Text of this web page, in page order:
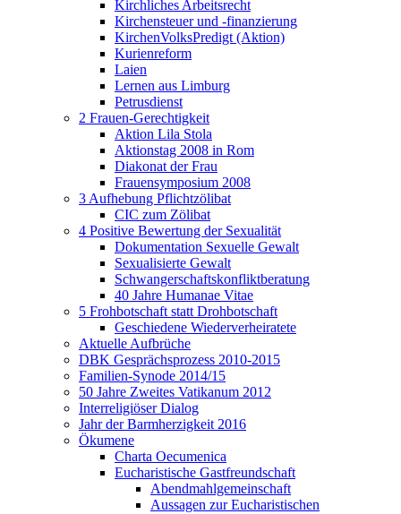
Kirchliches Arbeitsrecht
Kirchensteuer und -finanzierung
KirchenVolksPredigt (Aktion)
Kurienreform
Laien
Lernen aus Limburg
Petrusdienst
2 Frauen-Gerechtigkeit
Aktion Lila Stola
Aktionstag 2008 in Rom
Diakonat der Frau
Frauensymposium 2008
3 Aufhebung Pflichtzölibat
CIC zum Zölibat
4 Positive Bewertung der Sexualität
Dokumentation Sexuelle Gewalt
Sexualisierte Gewalt
Schwangerschaftskonfliktberatung
40 Jahre Humanae Vitae
5 Frohbotschaft statt Drohbotschaft
Geschiedene Wiederverheiratete
Aktuelle Aufbrüche
DBK Gesprächsprozess 2010-2015
Familien-Synode 2014/15
50 Jahre Zweites Vatikanum 2012
Interreligiöser Dialog
Jahr der Barmherzigkeit 2016
Ökumene
Charta Oecumenica
Eucharistische Gastfreundschaft
Abendmahlgemeinschaft
Aussagen zur Eucharistischen